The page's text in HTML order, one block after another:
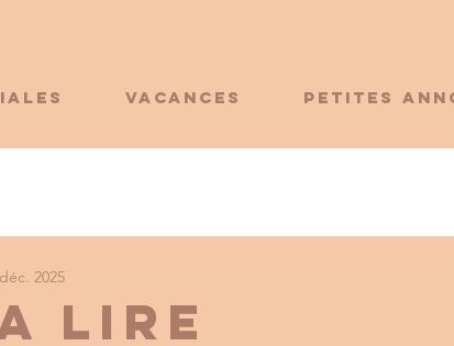
VACANCES PETITES
lire
2025